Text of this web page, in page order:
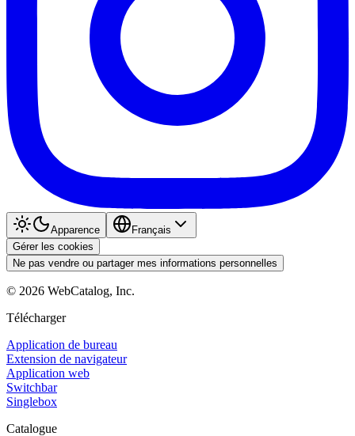
Apparence
Français
Gérer les cookies
Ne pas vendre ou partager mes informations personnelles
© 2026 WebCatalog, Inc.
Télécharger
Application de bureau
Extension de navigateur
Application web
Switchbar
Singlebox
Catalogue